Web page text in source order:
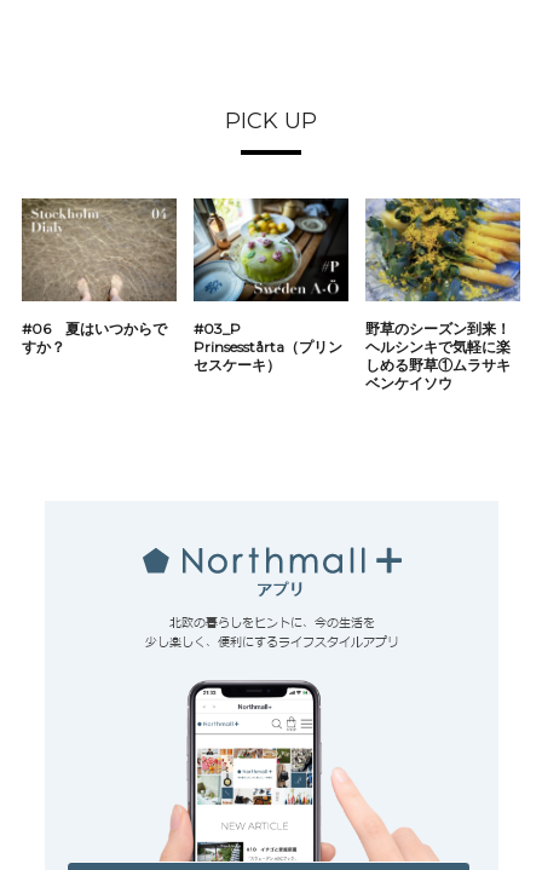
PICK UP
#06 夏はいつからで
すか？
#03_P
Prinsesstårta（プリン
セスケーキ）
野草のシーズン到来！
ヘルシンキで気軽に楽
しめる野草①ムラサキ
ベンケイソウ